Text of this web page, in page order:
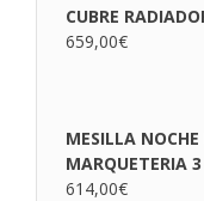
CUBRE
659,00€
MESILLA
MARQUETERIA
614,00€